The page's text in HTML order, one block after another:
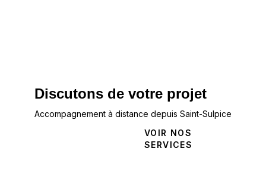
Discutons de votre projet
Accompagnement à distance depuis Saint-Sulpice
VOIR NOS
SERVICES